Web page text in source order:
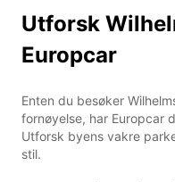
Utforsk
Europcar
Enten du besøker
fornøyelse, har Europcar
Utforsk byens vakre
stil.